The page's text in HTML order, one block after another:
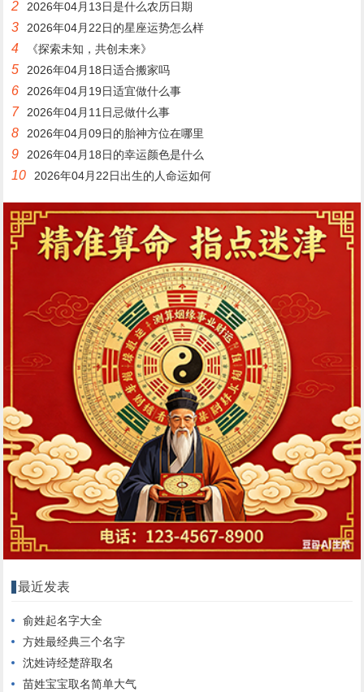
2 2026年04月13日是什么农历日期
3 2026年04月22日的星座运势怎么样
4 《探索未知，共创未来》
5 2026年04月18日适合搬家吗
6 2026年04月19日适宜做什么事
7 2026年04月11日忌做什么事
8 2026年04月09日的胎神方位在哪里
9 2026年04月18日的幸运颜色是什么
10 2026年04月22日出生的人命运如何
最近发表
俞姓起名字大全
方姓最经典三个名字
沈姓诗经楚辞取名
苗姓宝宝取名简单大气